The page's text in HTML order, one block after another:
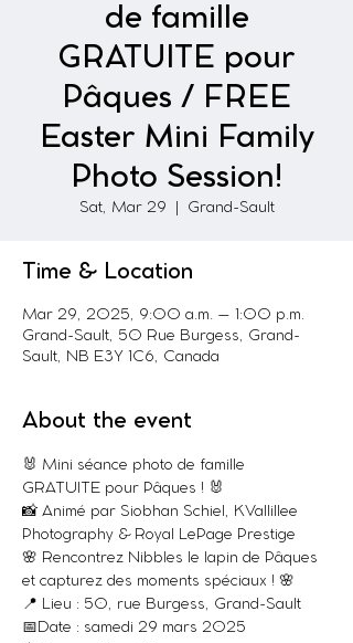
de famille
GRATUITE pour
Pâques / FREE
Easter Mini Family
Photo Session!
Sat, Mar 29 Grand-Sault
Time & Location
Mar 29, 2025, 9:00 a.m. – 1:00 p.m.
Grand-Sault, 50 Rue Burgess, Grand-
Sault, NB E3Y 1C6, Canada
About the event
🐰 Mini séance photo de famille
GRATUITE pour Pâques ! 🐰
📸 Animé par Siobhan Schiel, KVallillee
Photography & Royal LePage Prestige
🌸 Rencontrez Nibbles le lapin de Pâques
et capturez des moments spéciaux ! 🌸
📍 Lieu : 50, rue Burgess, Grand-Sault
📅Date : samedi 29 mars 2025